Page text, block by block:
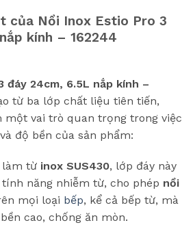
của Nồi Inox Estio Pro 3
kính – 162244
đáy 24cm, 6.5L nắp kính –
từ ba lớp chất liệu tiên tiến,
một vai trò quan trọng trong việc
độ bền của sản phẩm:
từ inox SUS430, lớp đáy này
năng nhiễm từ, cho phép nồi
mọi loại bếp, kể cả bếp từ, mà
cao, chống ăn mòn.